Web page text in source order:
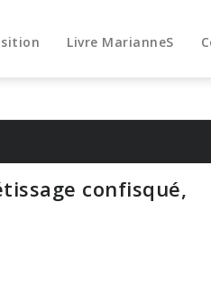
Livre MarianneS
confisqué,